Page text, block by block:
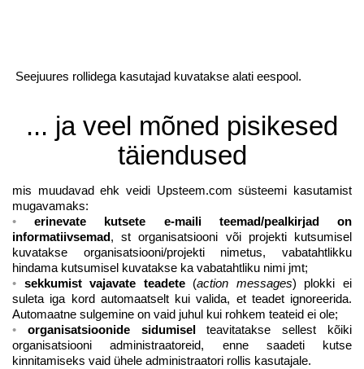
Seejuures rollidega kasutajad kuvatakse alati eespool.
... ja veel mõned pisikesed
täiendused
mis muudavad ehk veidi Upsteem.com süsteemi kasutamist
mugavamaks:
erinevate kutsete e-maili teemad/pealkirjad on
informatiivsemad, st organisatsiooni või projekti kutsumisel
kuvatakse organisatsiooni/projekti nimetus, vabatahtlikku
hindama kutsumisel kuvatakse ka vabatahtliku nimi jmt;
sekkumist vajavate teadete(action messages) plokki ei
suleta iga kord automaatselt kui valida, et teadet ignoreerida.
Automaatne sulgemine on vaid juhul kui rohkem teateid ei ole;
organisatsioonide sidumiselteavitatakse sellest kõiki
organisatsiooni administraatoreid, enne saadeti kutse
kinnitamiseks vaid ühele administraatori rollis kasutajale.